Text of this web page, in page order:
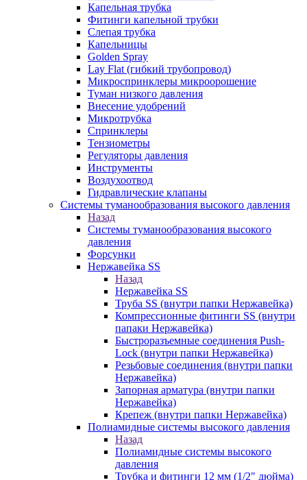
Капельная трубка
Фитинги капельной трубки
Слепая трубка
Капельницы
Golden Spray
Lay Flat (гибкий трубопровод)
Микроспринклеры микроорошение
Туман низкого давления
Внесение удобрений
Микротрубка
Спринклеры
Тензиометры
Регуляторы давления
Инструменты
Воздухоотвод
Гидравлические клапаны
Системы туманообразования высокого давления
Назад
Системы туманообразования высокого
давления
Форсунки
Нержавейка SS
Назад
Нержавейка SS
Труба SS (внутри папки Нержавейка)
Компрессионные фитинги SS (внутри
папаки Нержавейка)
Быстроразъемные соединения Push-
Lock (внутри папки Нержавейка)
Резьбовые соединения (внутри папки
Нержавейка)
Запорная арматура (внутри папки
Нержавейка)
Крепеж (внутри папки Нержавейка)
Полиамидные системы высокого давления
Назад
Полиамидные системы высокого
давления
Трубка и фитинги 12 мм (1/2" дюйма)